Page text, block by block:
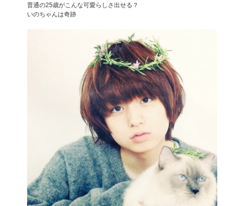
普通の25歳がこんな可愛らしさ出せる？
いのちゃんは奇跡